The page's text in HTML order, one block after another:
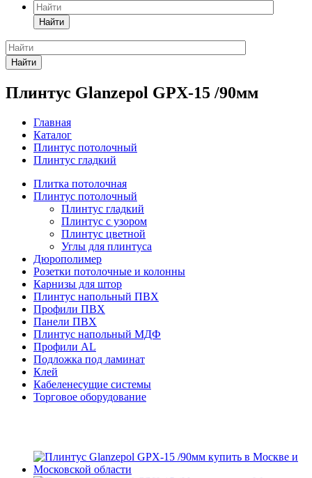
Найти
Найти
Плинтус Glanzepol GPX-15 /90мм
Главная
Каталог
Плинтус потолочный
Плинтус гладкий
Плитка потолочная
Плинтус потолочный
Плинтус гладкий
Плинтус с узором
Плинтус цветной
Углы для плинтуса
Дюрополимер
Розетки потолочные и колонны
Карнизы для штор
Плинтус напольный ПВХ
Профили ПВХ
Панели ПВХ
Плинтус напольный МДФ
Профили AL
Подложка под ламинат
Клей
Кабеленесущие системы
Торговое оборудование